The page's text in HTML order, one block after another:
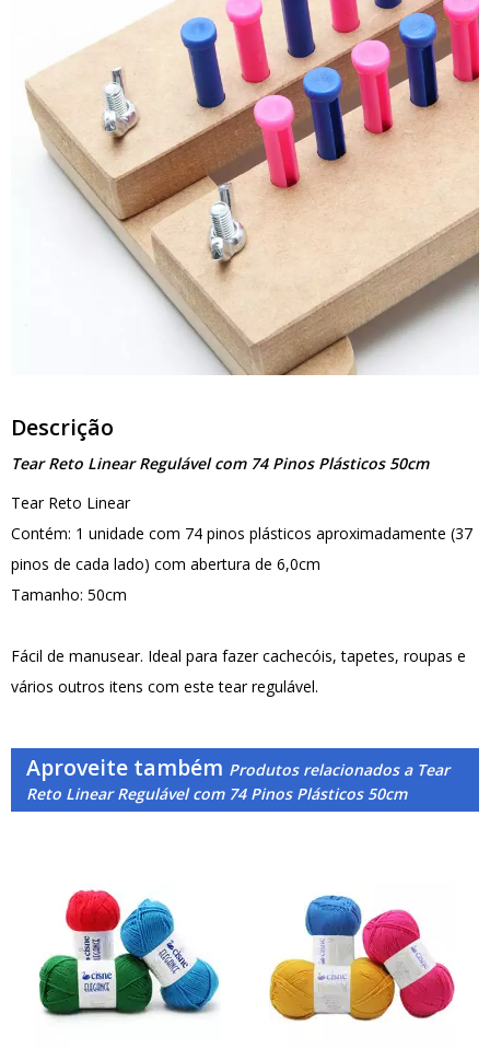
Descrição
Tear Reto Linear Regulável com 74 Pinos Plásticos 50cm
Tear Reto Linear
Contém: 1 unidade com 74 pinos plásticos aproximadamente (37
pinos de cada lado) com abertura de 6,0cm
Tamanho: 50cm
Fácil de manusear. Ideal para fazer cachecóis, tapetes, roupas e
vários outros itens com este tear regulável.
Aproveite também Produtos relacionados a Tear
Reto Linear Regulável com 74 Pinos Plásticos 50cm